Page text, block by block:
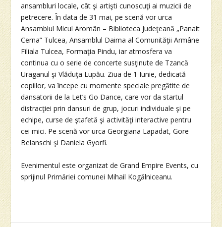
ansambluri locale, cât şi artişti cunoscuţi ai muzicii de
petrecere. În data de 31 mai, pe scenă vor urca
Ansamblul Micul Aromân – Biblioteca Judeţeană „Panait
Cerna” Tulcea, Ansamblul Daima al Comunităţii Armâne
Filiala Tulcea, Formaţia Pindu, iar atmosfera va
continua cu o serie de concerte susţinute de Tzancă
Uraganul şi Vlăduţa Lupău. Ziua de 1 Iunie, dedicată
copiilor, va începe cu momente speciale pregătite de
dansatorii de la Let’s Go Dance, care vor da startul
distracţiei prin dansuri de grup, jocuri individuale şi pe
echipe, curse de ştafetă şi activităţi interactive pentru
cei mici. Pe scenă vor urca Georgiana Lapadat, Gore
Belanschi şi Daniela Gyorfi.
Evenimentul este organizat de Grand Empire Events, cu
sprijinul Primăriei comunei Mihail Kogălniceanu.